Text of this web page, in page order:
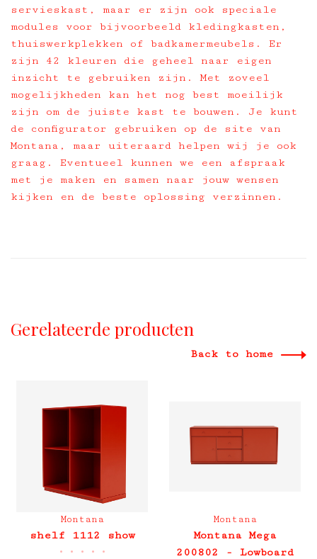
servieskast, maar er zijn ook speciale
modules voor bijvoorbeeld kledingkasten,
thuiswerkplekken of badkamermeubels. Er
zijn 42 kleuren die geheel naar eigen
inzicht te gebruiken zijn. Met zoveel
mogelijkheden kan het nog best moeilijk
zijn om de juiste kast te bouwen. Je kunt
de configurator gebruiken op de site van
Montana, maar uiteraard helpen wij je ook
graag. Eventueel kunnen we een afspraak
met je maken en samen naar jouw wensen
kijken en de beste oplossing verzinnen.
Gerelateerde producten
Back to home
Montana
shelf 1112 show
• • • • •
Montana
Montana Mega
200802 - Lowboard